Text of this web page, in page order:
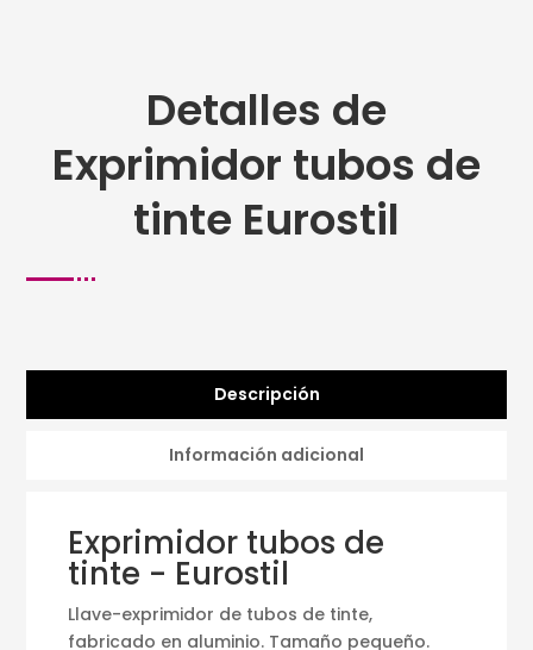
Detalles de
Exprimidor tubos de
tinte Eurostil
Descripción
Información adicional
Exprimidor tubos de
tinte - Eurostil
Llave-exprimidor de tubos de tinte,
fabricado en aluminio. Tamaño pequeño.